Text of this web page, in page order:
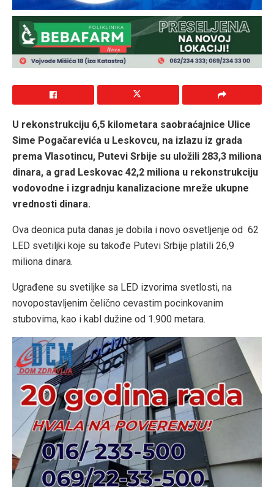
U rekonstrukciju 6,5 kilometara saobraćajnice Ulice
Sime Pogačarevića u Leskovcu, na izlazu iz grada
prema Vlasotincu, Putevi Srbije su uložili 283,3 miliona
dinara, a grad Leskovac 42,2 miliona u rekonstrukciju
vodovodne i izgradnju kanalizacione mreže ukupne
vrednosti dinara.
Ova deonica puta danas je dobila i novo osvetljenje od 62
LED svetiljki koje su takođe Putevi Srbije platili 26,9
miliona dinara.
Ugrađene su svetiljke sa LED izvorima svetlosti, na
novopostavljenim čelično cevastim pocinkovanim
stubovima, kao i kabl dužine od 1.900 metara.